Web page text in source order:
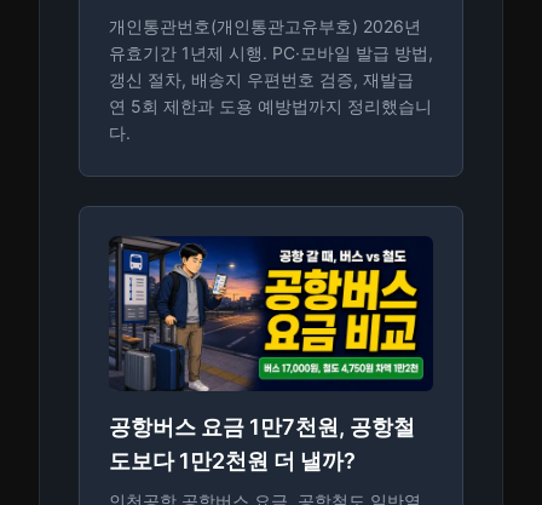
개인통관번호(개인통관고유부호) 2026년
유효기간 1년제 시행. PC·모바일 발급 방법,
갱신 절차, 배송지 우편번호 검증, 재발급
연 5회 제한과 도용 예방법까지 정리했습니
다.
공항버스 요금 1만7천원, 공항철
도보다 1만2천원 더 낼까?
인천공항 공항버스 요금, 공항철도 일반열